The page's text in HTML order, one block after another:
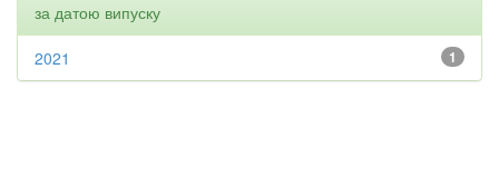
за датою випуску
1
2021